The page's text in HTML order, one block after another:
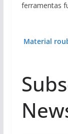
ferramentas
Material